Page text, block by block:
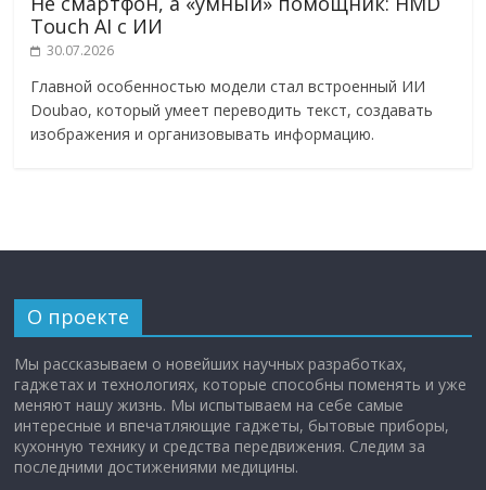
Touch AI с ИИ
30.07.2026
Главной особенностью модели стал встроенный ИИ
Doubao, который умеет переводить текст, создавать
изображения и организовывать информацию.
О проекте
Мы рассказываем о новейших научных разработках,
гаджетах и технологиях, которые способны поменять и уже
меняют нашу жизнь. Мы испытываем на себе самые
интересные и впечатляющие гаджеты, бытовые приборы,
кухонную технику и средства передвижения. Следим за
последними достижениями медицины.